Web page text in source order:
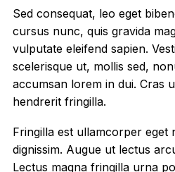
Sed consequat, leo eget
cursus nunc, quis gravida
vulputate eleifend sapien.
scelerisque ut, mollis sed,
accumsan lorem in dui. Cras
hendrerit fringilla.
Fringilla est ullamcorper eget
dignissim. Augue ut lectus
Lectus magna fringilla urna